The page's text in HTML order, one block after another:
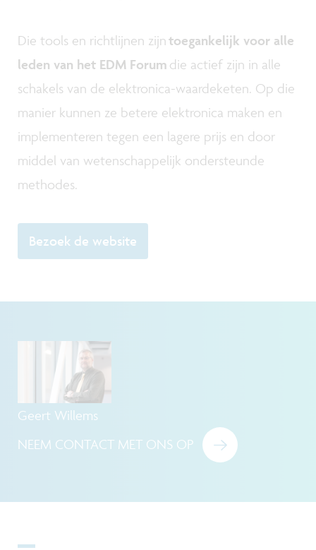
Die tools en richtlijnen zijntoegankelijk voor alle
leden van het EDM Forum die actief zijn in alle
schakels van de elektronica-waardeketen. Op die
manier kunnen ze betere elektronica maken en
implementeren tegen een lagere prijs en door
middel van wetenschappelijk ondersteunde
methodes.
Bezoek de website
Geert Willems
NEEM CONTACT MET ONS OP